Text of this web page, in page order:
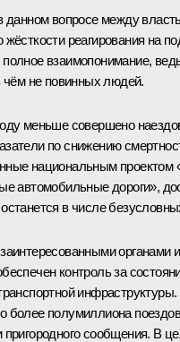
данном вопросе между
жёсткости реагирования на
взаимопонимание,
чём не повинных людей.
меньше совершено
по снижению
национальным проектом
автомобильные дороги»,
в числе
органами
контроль за
более полумиллиона
пригородного сообщения. В